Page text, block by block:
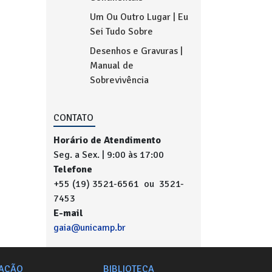
Um Ou Outro Lugar | Eu
Sei Tudo Sobre
Desenhos e Gravuras |
Manual de
Sobrevivência
CONTATO
Horário de Atendimento
Seg. a Sex. | 9:00 às 17:00
Telefone
+55 (19) 3521-6561 ou 3521-
7453
E-mail
gaia@unicamp.br
BIBLIOTECA